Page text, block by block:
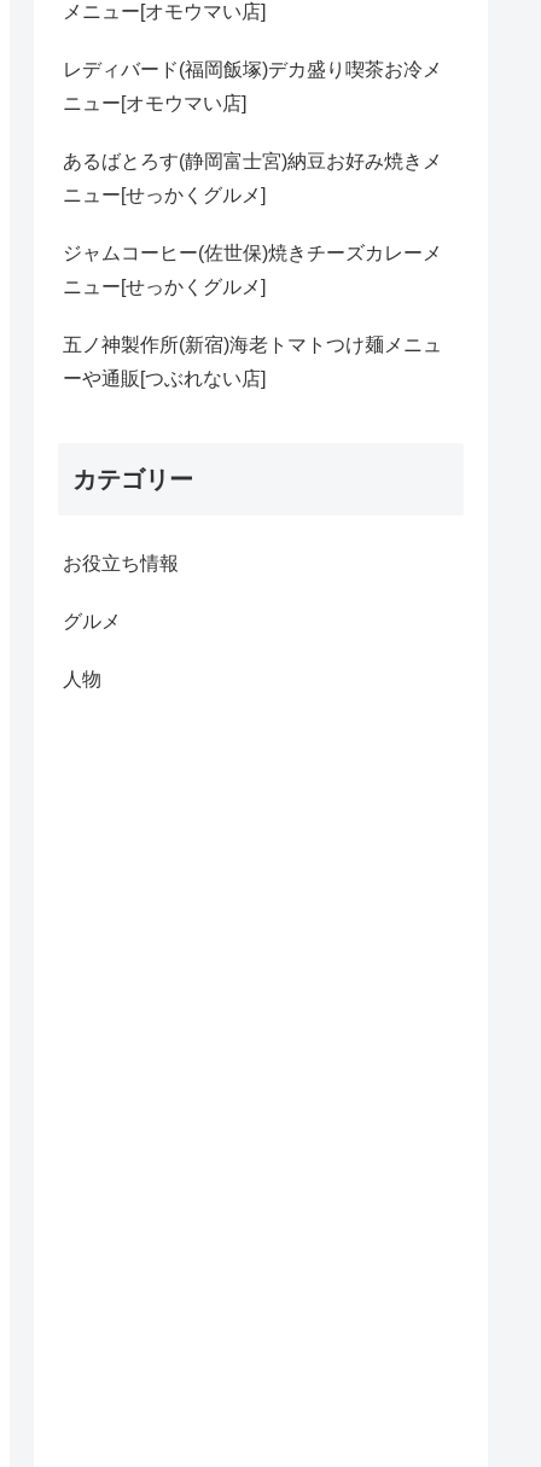
メニュー[オモウマい店]
レディバード(福岡飯塚)デカ盛り喫茶お冷メ
ニュー[オモウマい店]
あるばとろす(静岡富士宮)納豆お好み焼きメ
ニュー[せっかくグルメ]
ジャムコーヒー(佐世保)焼きチーズカレーメ
ニュー[せっかくグルメ]
五ノ神製作所(新宿)海老トマトつけ麺メニュ
ーや通販[つぶれない店]
カテゴリー
お役立ち情報
グルメ
人物